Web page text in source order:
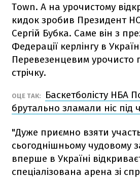
Town. А на урочистому
кидок зробив Президент
Сергій Бубка. Саме він з
Федерації керлінгу в
Перевезенцевим урочисто
стрічку.
ОЦЕ ТАК:
Баскетболісту НБА
брутально зламали ніс під
"Дуже приємно взяти
сьогоднішньому чудовому
вперше в Україні
спеціалізована арена зі